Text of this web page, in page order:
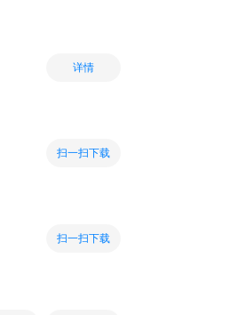
详情
扫一扫下载
扫一扫下载